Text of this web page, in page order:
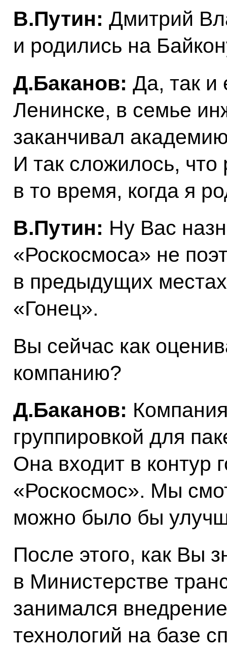
В.Путин: Дмитрий
и родились на
Д.Баканов: Да, так и
Ленинске, в семье
заканчивал
И так сложилось,
в то время, когда я
В.Путин: Ну Вас
«Роскосмоса» не
в предыдущих
«Гонец».
Вы сейчас как
компанию?
Д.Баканов:
группировкой для
Она входит в контур
«Роскосмос». Мы
можно было бы
После этого, как Вы
в Министерстве
занимался
технологий на базе